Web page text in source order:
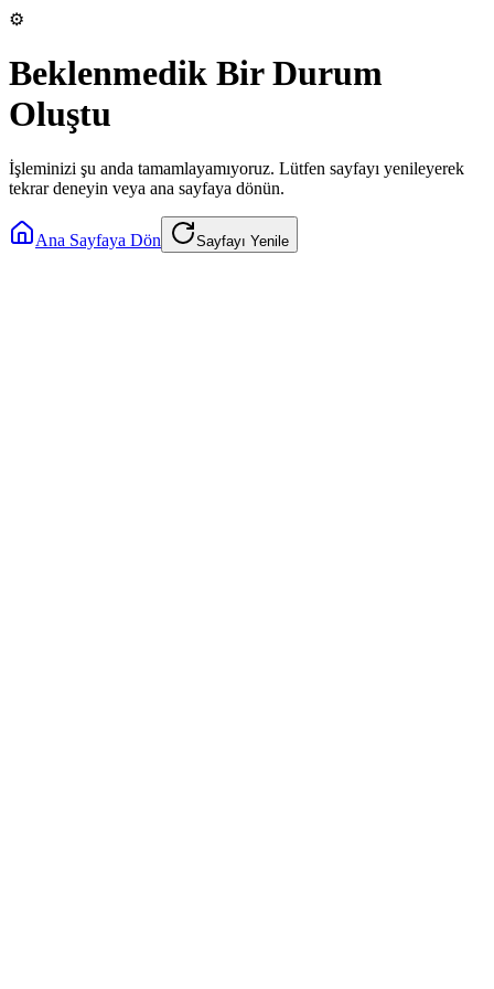
⚙️
Beklenmedik Bir Durum
Oluştu
İşleminizi şu anda tamamlayamıyoruz. Lütfen sayfayı yenileyerek
tekrar deneyin veya ana sayfaya dönün.
Ana Sayfaya Dön Sayfayı Yenile